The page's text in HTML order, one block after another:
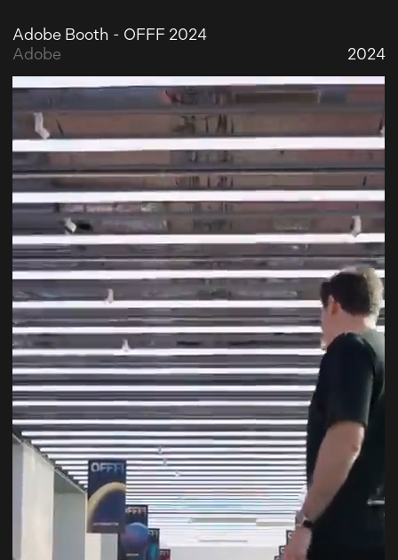
Adobe Booth - OFFF 2024
Adobe
2024